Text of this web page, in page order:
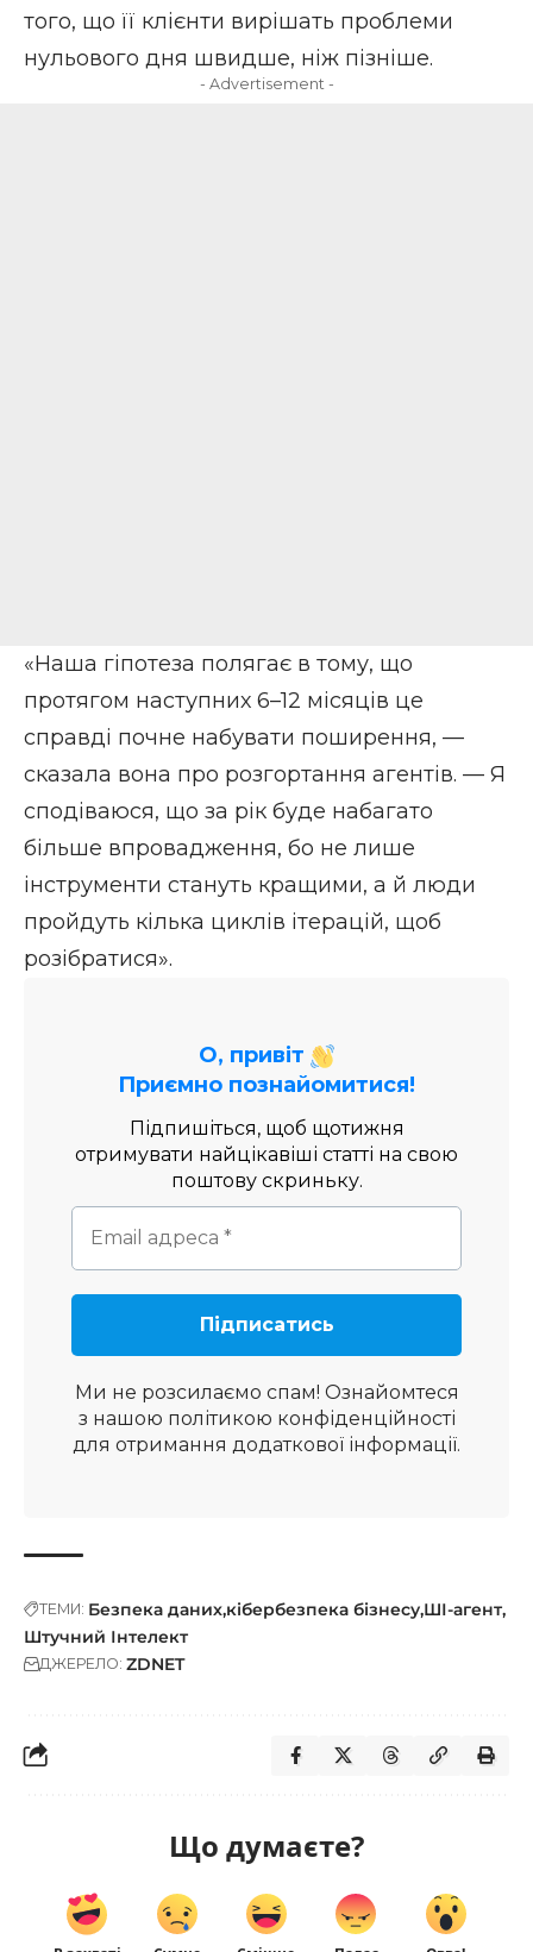
того, що її клієнти вирішать проблеми
нульового дня швидше, ніж пізніше.
- Advertisement -
«Наша гіпотеза полягає в тому, що
протягом наступних 6–12 місяців це
справді почне набувати поширення, —
сказала вона про розгортання агентів. — Я
сподіваюся, що за рік буде набагато
більше впровадження, бо не лише
інструменти стануть кращими, а й люди
пройдуть кілька циклів ітерацій, щоб
розібратися».
О, привіт
Приємно познайомитися!
Підпишіться, щоб щотижня
отримувати найцікавіші статті на свою
поштову скриньку.
Ми не розсилаємо спам! Ознайомтеся
з нашою політикою конфіденційності
для отримання додаткової інформації.
ТЕМИ: Безпека даних кібербезпека бізнесу ШІ-агент
Штучний Інтелект
ДЖЕРЕЛО: ZDNET
Що думаєте?